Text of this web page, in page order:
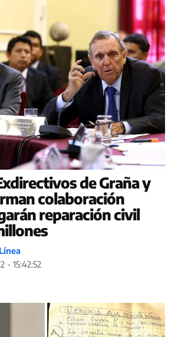
de Graña y
colaboración
reparación civil
- 15:42:52